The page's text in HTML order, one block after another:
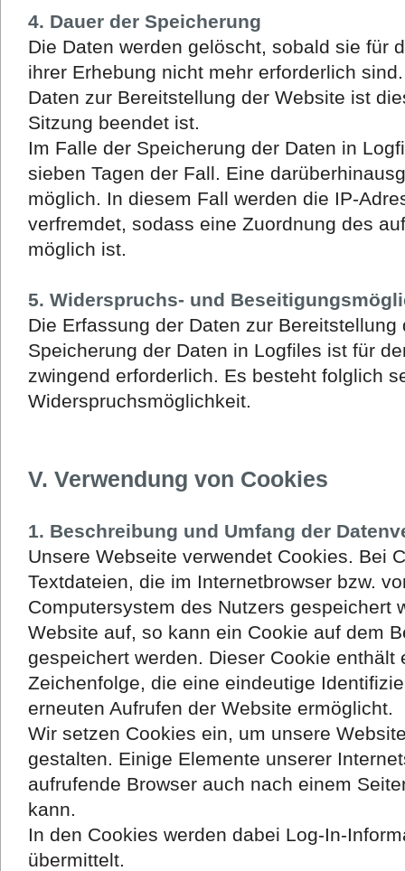
4. Dauer der Speicherung
Die Daten werden gelöscht, sobald sie für
ihrer Erhebung nicht mehr erforderlich
Daten zur Bereitstellung der Website ist
Sitzung beendet ist.
Im Falle der Speicherung der Daten in
sieben Tagen der Fall. Eine
möglich. In diesem Fall werden die IP-
verfremdet, sodass eine Zuordnung des
möglich ist.
5. Widerspruchs- und
Die Erfassung der Daten zur
Speicherung der Daten in Logfiles ist für
zwingend erforderlich. Es besteht folglich
Widerspruchsmöglichkeit.
V. Verwendung von Cookies
1. Beschreibung und Umfang der
Unsere Webseite verwendet Cookies. Bei
Textdateien, die im Internetbrowser bzw.
Computersystem des Nutzers gespeichert
Website auf, so kann ein Cookie auf dem
gespeichert werden. Dieser Cookie enthält
Zeichenfolge, die eine eindeutige
erneuten Aufrufen der Website ermöglicht.
Wir setzen Cookies ein, um unsere
gestalten. Einige Elemente unserer
aufrufende Browser auch nach einem
kann.
In den Cookies werden dabei Log-In-
übermittelt.